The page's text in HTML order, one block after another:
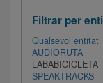
Filtrar per
Qualsevol entitat
AUDIORUTA
LABABICICLETA
SPEAKTRACKS